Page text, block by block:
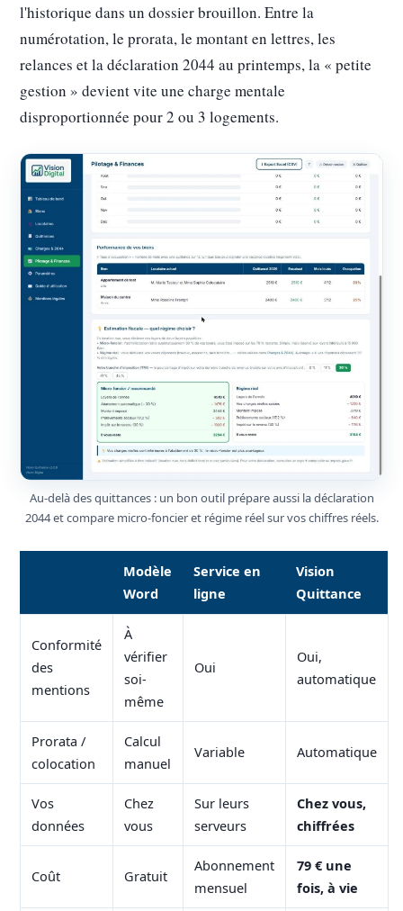
l'historique dans un dossier brouillon. Entre la
numérotation, le prorata, le montant en lettres, les
relances et la déclaration 2044 au printemps, la « petite
gestion » devient vite une charge mentale
disproportionnée pour 2 ou 3 logements.
Au-delà des quittances : un bon outil prépare aussi la déclaration
2044 et compare micro-foncier et régime réel sur vos chiffres réels.
Modèle
Word
Service en
ligne
Vision
Quittance
Conformité
des
mentions
À
vérifier
soi-
même
Oui
Oui,
automatique
Prorata /
colocation
Calcul
manuel
Variable Automatique
Vos
données
Chez
vous
Sur leurs
serveurs
Chez vous,
chiffrées
Coût Gratuit
Abonnement
mensuel
79 € une
fois, à vie